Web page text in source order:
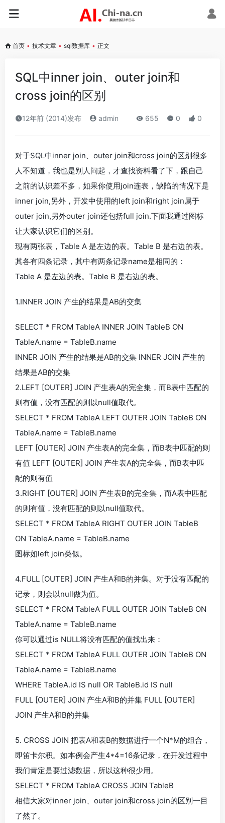
首页 • 技术文章 • sql数据库 • 正文
SQL中inner join、outer join和
cross join的区别
12年前 (2014)发布 admin 655 0 0
对于SQL中inner join、outer join和cross join的区别很多
人不知道，我也是别人问起，才查找资料看了下，跟自己
之前的认识差不多，如果你使用join连表，缺陷的情况下是
inner join,另外，开发中使用的left join和right join属于
outer join,另外outer join还包括full join.下面我通过图标
让大家认识它们的区别。
现有两张表，Table A 是左边的表。Table B 是右边的表。
其各有四条记录，其中有两条记录name是相同的：
Table A 是左边的表。Table B 是右边的表。
1.INNER JOIN 产生的结果是AB的交集
SELECT * FROM TableA INNER JOIN TableB ON
TableA.name = TableB.name
INNER JOIN 产生的结果是AB的交集 INNER JOIN 产生的
结果是AB的交集
2.LEFT [OUTER] JOIN 产生表A的完全集，而B表中匹配的
则有值，没有匹配的则以null值取代。
SELECT * FROM TableA LEFT OUTER JOIN TableB ON
TableA.name = TableB.name
LEFT [OUTER] JOIN 产生表A的完全集，而B表中匹配的则
有值 LEFT [OUTER] JOIN 产生表A的完全集，而B表中匹
配的则有值
3.RIGHT [OUTER] JOIN 产生表B的完全集，而A表中匹配
的则有值，没有匹配的则以null值取代。
SELECT * FROM TableA RIGHT OUTER JOIN TableB
ON TableA.name = TableB.name
图标如left join类似。
4.FULL [OUTER] JOIN 产生A和B的并集。对于没有匹配的
记录，则会以null做为值。
SELECT * FROM TableA FULL OUTER JOIN TableB ON
TableA.name = TableB.name
你可以通过is NULL将没有匹配的值找出来：
SELECT * FROM TableA FULL OUTER JOIN TableB ON
TableA.name = TableB.name
WHERE TableA.id IS null OR TableB.id IS null
FULL [OUTER] JOIN 产生A和B的并集 FULL [OUTER]
JOIN 产生A和B的并集
5. CROSS JOIN 把表A和表B的数据进行一个N*M的组合，
即笛卡尔积。如本例会产生4*4=16条记录，在开发过程中
我们肯定是要过滤数据，所以这种很少用。
SELECT * FROM TableA CROSS JOIN TableB
相信大家对inner join、outer join和cross join的区别一目
了然了。